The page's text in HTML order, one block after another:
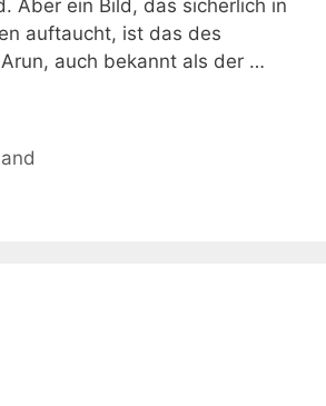
Aber ein Bild, das sicherlich in
auftaucht, ist das des
auch bekannt als der …